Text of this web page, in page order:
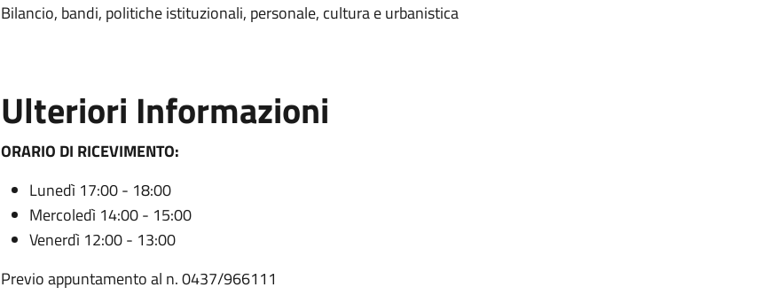
Bilancio, bandi, politiche istituzionali, personale, cultura e urbanistica
Ulteriori Informazioni
ORARIO DI RICEVIMENTO:
Lunedì 17:00 - 18:00
Mercoledì 14:00 - 15:00
Venerdì 12:00 - 13:00
Previo appuntamento al n. 0437/966111